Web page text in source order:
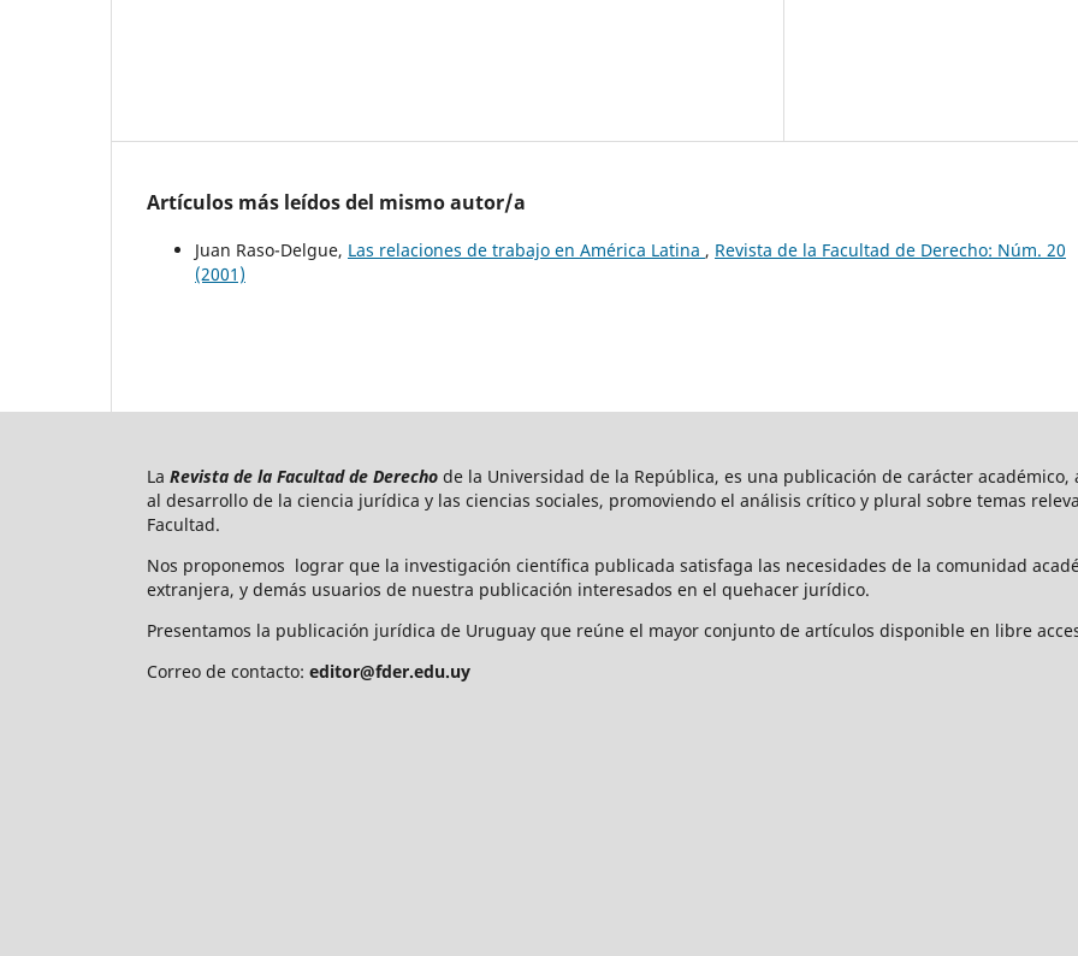
Artículos más leídos del mismo autor/a
Juan Raso-Delgue, Las relaciones de trabajo en América Latina , Revista de la Facultad de Derecho: Núm. 20
(2001)
La Revista de la Facultad de Derecho de la Universidad de la República, es una publicación de carácter
al desarrollo de la ciencia jurídica y las ciencias sociales, promoviendo el análisis crítico y plural sobre temas
Facultad.
Nos proponemos lograr que la investigación científica publicada satisfaga las necesidades de la comunidad
extranjera, y demás usuarios de nuestra publicación interesados en el quehacer jurídico.
Presentamos la publicación jurídica de Uruguay que reúne el mayor conjunto de artículos disponible en libre
Correo de contacto: editor@fder.edu.uy